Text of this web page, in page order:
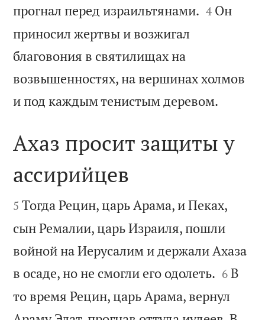
прогнал перед израильтянами. 

4 Он
приносил жертвы и возжигал
благовония в святилищах на
возвышенностях, на вершинах холмов
и под каждым тенистым деревом.

Ахаз просит защиты у
ассирийцев

5 Тогда Рецин, царь Арама, и Пеках,
сын Ремалии, царь Израиля, пошли
войной на Иерусалим и держали Ахаза
в осаде, но не смогли его одолеть. 

6 В
то время Рецин, царь Арама, вернул